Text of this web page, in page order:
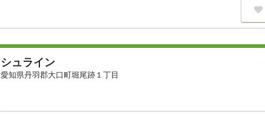
シュライン
愛知県丹羽郡大口町堀尾跡１丁目